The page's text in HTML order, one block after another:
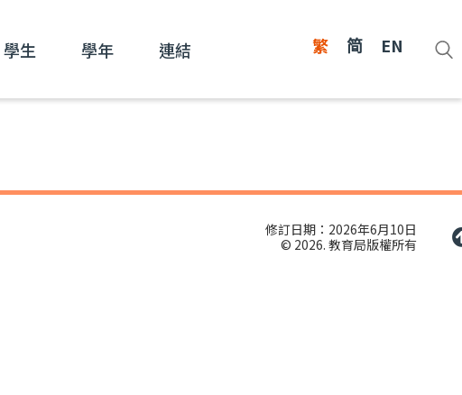
學生 學年 連結 繁 简 EN
修訂日期：2026年6月10日
© 2026. 教育局版權所有